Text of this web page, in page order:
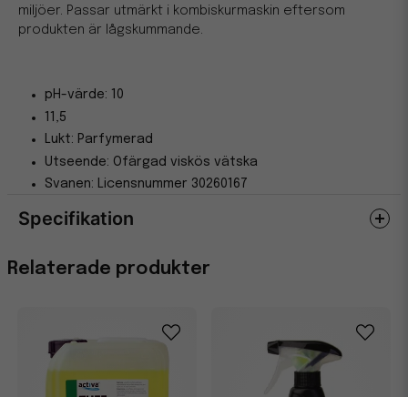
Relaterade produkter
miljöer. Passar utmärkt i kombiskurmaskin eftersom
produkten är lågskummande.
pH-värde: 10
11,5
Lukt: Parfymerad
Utseende: Ofärgad viskös vätska
Svanen: Licensnummer 30260167
Specifikation
Egenskaper